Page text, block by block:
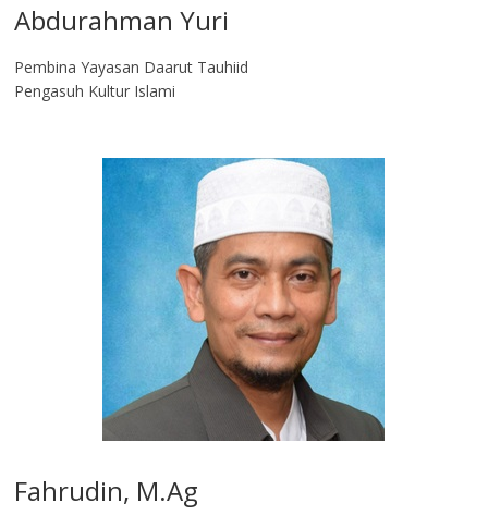
Abdurahman Yuri
Pembina Yayasan Daarut Tauhiid
Pengasuh Kultur Islami
Fahrudin, M.Ag​